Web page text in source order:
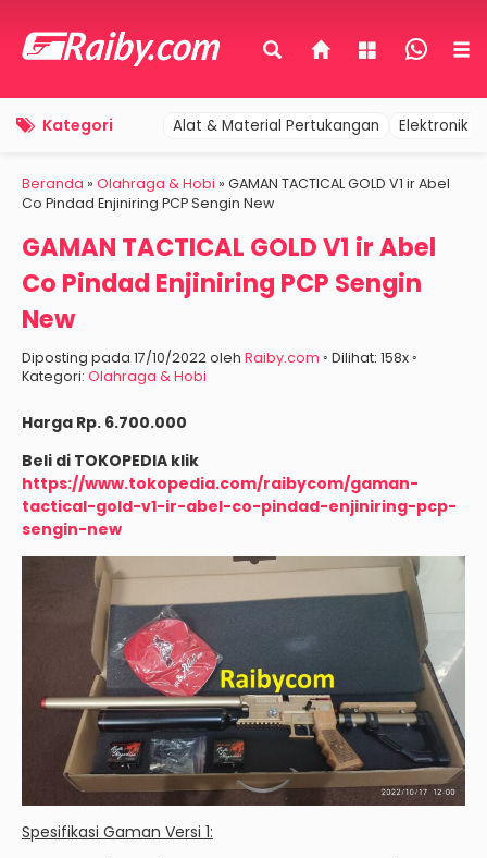
Kategori Alat & Material Pertukangan Elektronik
Beranda » Olahraga & Hobi » GAMAN TACTICAL GOLD V1 ir Abel
Co Pindad Enjiniring PCP Sengin New
GAMAN TACTICAL GOLD V1 ir Abel
Co Pindad Enjiniring PCP Sengin
New
Diposting pada 17/10/2022 oleh Raiby.com ◦ Dilihat: 158x ◦
Kategori: Olahraga & Hobi
Harga Rp. 6.700.000
Beli di TOKOPEDIA klik
https://www.tokopedia.com/raibycom/gaman-
tactical-gold-v1-ir-abel-co-pindad-enjiniring-pcp-
sengin-new
Spesifikasi Gaman Versi 1: